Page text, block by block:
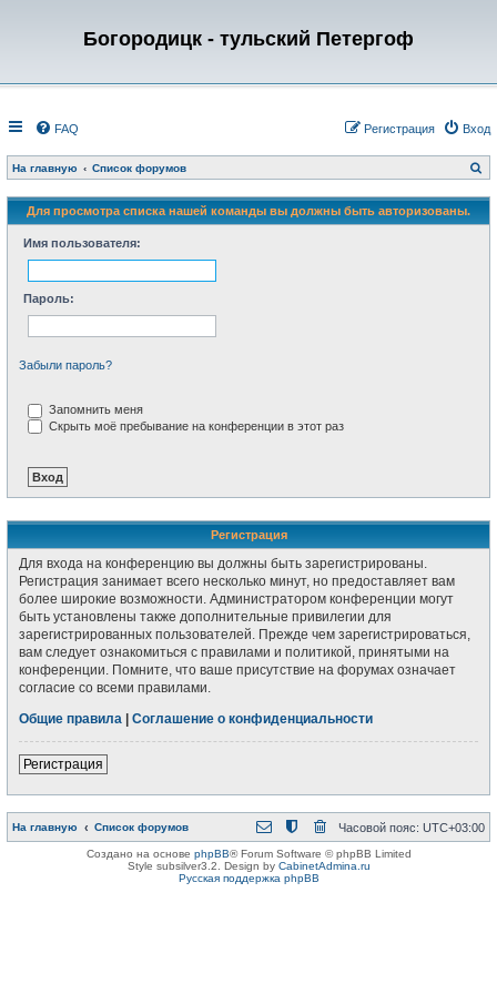
Богородицк - тульский Петергоф
FAQ Вход
Регистрация
На главную Список форумов
о
с
Для просмотра списка нашей команды вы должны быть авторизованы.
Имя пользователя:
Пароль:
Забыли пароль?
Запомнить меня
Скрыть моё пребывание на конференции в этот раз
Регистрация
Для входа на конференцию вы должны быть зарегистрированы.
Регистрация занимает всего несколько минут, но предоставляет вам
более широкие возможности. Администратором конференции могут
быть установлены также дополнительные привилегии для
зарегистрированных пользователей. Прежде чем зарегистрироваться,
вам следует ознакомиться с правилами и политикой, принятыми на
конференции. Помните, что ваше присутствие на форумах означает
согласие со всеми правилами.
Общие правила
Соглашение о конфиденциальности
Регистрация
На главную Список форумов Часовой пояс: UTC+03:00
Создано на основе phpBB® Forum Software © phpBB Limited
Style subsilver3.2. Design by CabinetAdmina.ru
Русская поддержка phpBB